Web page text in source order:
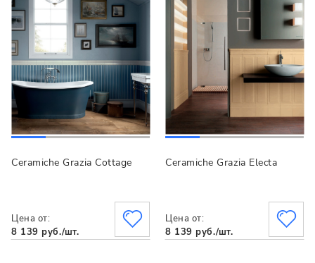
Ceramiche Grazia Cottage
Цена от:
8 139 руб./шт.
Ceramiche Grazia Electa
Цена от:
8 139 руб./шт.